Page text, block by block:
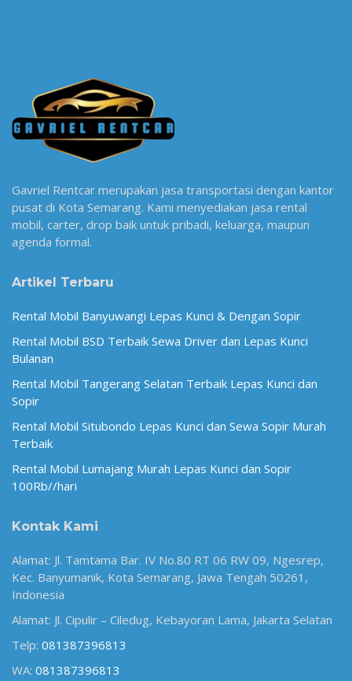
Gavriel Rentcar merupakan jasa transportasi dengan kantor
pusat di Kota Semarang. Kami menyediakan jasa rental
mobil, carter, drop baik untuk pribadi, keluarga, maupun
agenda formal.
Artikel Terbaru
Rental Mobil Banyuwangi Lepas Kunci & Dengan Sopir
Rental Mobil BSD Terbaik Sewa Driver dan Lepas Kunci
Bulanan
Rental Mobil Tangerang Selatan Terbaik Lepas Kunci dan
Sopir
Rental Mobil Situbondo Lepas Kunci dan Sewa Sopir Murah
Terbaik
Rental Mobil Lumajang Murah Lepas Kunci dan Sopir
100Rb//hari
Kontak Kami
Alamat: Jl. Tamtama Bar. IV No.80 RT 06 RW 09, Ngesrep,
Kec. Banyumanik, Kota Semarang, Jawa Tengah 50261,
Indonesia
Alamat: Jl. Cipulir – Ciledug, Kebayoran Lama, Jakarta Selatan
Telp: 081387396813
WA: 081387396813